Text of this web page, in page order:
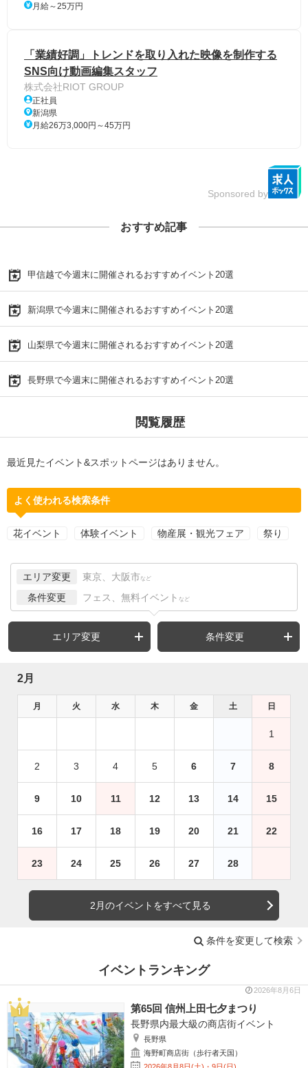
月給～25万円
「業績好調」トレンドを取り入れた映像を制作する
SNS向け動画編集スタッフ
株式会社RIOT GROUP
正社員
新潟県
月給26万3,000円～45万円
Sponsored by
おすすめ記事
甲信越で今週末に開催されるおすすめイベント20選
新潟県で今週末に開催されるおすすめイベント20選
山梨県で今週末に開催されるおすすめイベント20選
長野県で今週末に開催されるおすすめイベント20選
閲覧履歴
最近見たイベント&スポットページはありません。
よく使われる検索条件
花イベント 体験イベント 物産展・観光フェア 祭り
エリア変更 東京、大阪市 など
条件変更 フェス、無料イベント など
エリア変更 条件変更
2月
月 火 水 木 金 土 日
1
2 3 4 5 6 7 8
9 10 11 12 13 14 15
16 17 18 19 20 21 22
23 24 25 26 27 28
2月のイベントをすべて見る
条件を変更して検索
イベントランキング
2026年8月6日
第65回 信州上田七夕まつり
長野県内最大級の商店街イベント
長野県
海野町商店街（歩行者天国）